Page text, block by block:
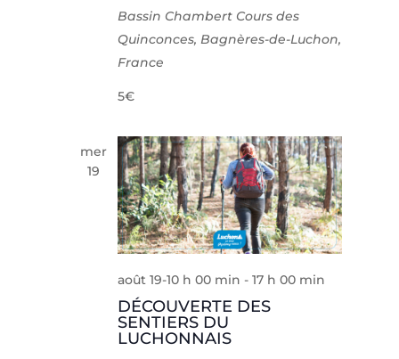
Bassin Chambert Cours des
Quinconces, Bagnères-de-Luchon,
France
5€
mer
19
DÉCOUVERTE DES
SENTIERS DU
LUCHONNAIS
août 19-10 h 00 min -17 h 00 min